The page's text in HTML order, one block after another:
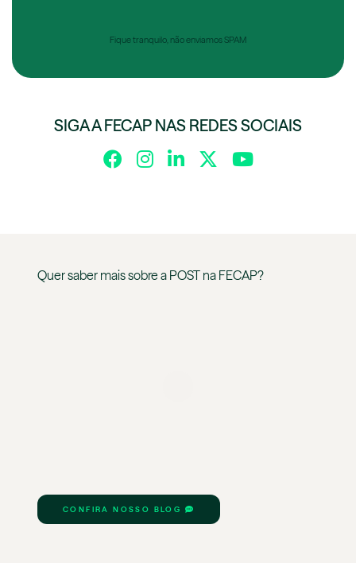
Fique tranquilo, não enviamos SPAM
SIGA A FECAP NAS REDES SOCIAIS
Quer saber mais sobre a POST na FECAP?
CONFIRA NOSSO BLOG